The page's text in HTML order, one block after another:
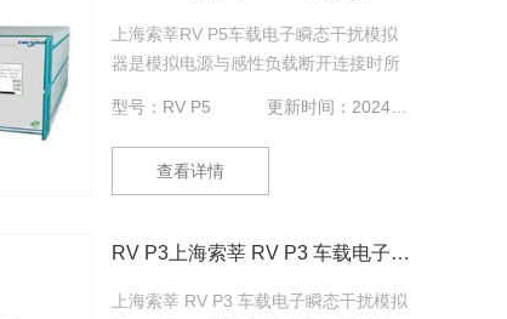
上海索莘RV P5车载电子瞬态干扰模拟
器是模拟电源与感性负载断开连接时所
车辆上使用时，与感性负载保持直接并
联的情况；P2a是模拟由于线束电感的
原因，使与DUT 并联的装置内电流突然
型号：RV P5
查看详情
RV P3上海索莘 RV P3 车载电子瞬态干扰模拟器
上海索莘 RV P3 车载电子瞬态干扰模拟